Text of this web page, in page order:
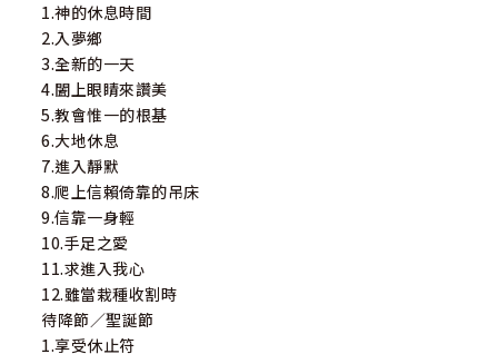
1.神的休息時間
2.入夢鄉
3.全新的一天
4.闔上眼睛來讚美
5.教會惟一的根基
6.大地休息
7.進入靜默
8.爬上信賴倚靠的吊床
9.信靠一身輕
10.手足之愛
11.求進入我心
12.雖當栽種收割時
待降節／聖誕節
1.享受休止符